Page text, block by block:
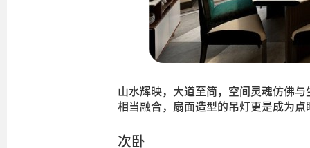
山水辉映，大道至简，空间灵魂仿佛
相当融合，扇面造型的吊灯更是成为点
次卧